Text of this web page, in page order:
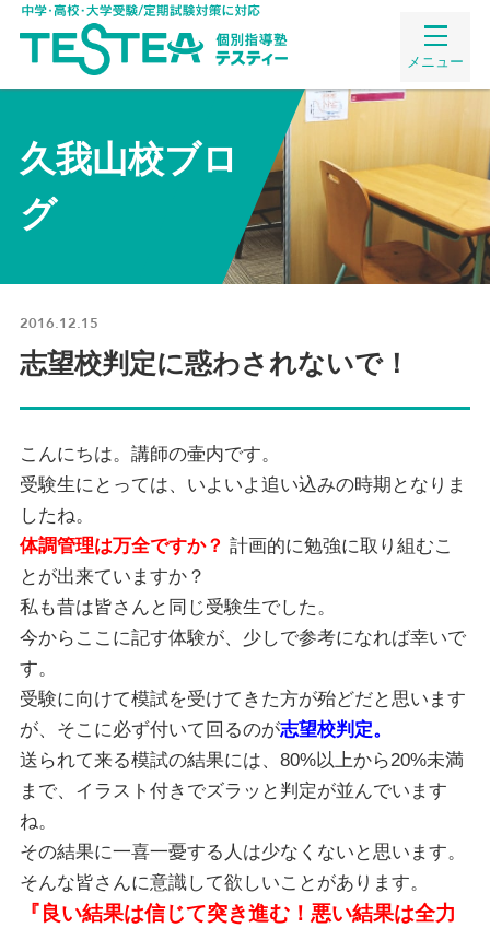
メニュー
久我山校ブロ
グ
2016.12.15
志望校判定に惑わされないで！
こんにちは。講師の壷内です。
受験生にとっては、いよいよ追い込みの時期となりま
したね。
体調管理は万全ですか？ 計画的に勉強に取り組むこ
とが出来ていますか？
私も昔は皆さんと同じ受験生でした。
今からここに記す体験が、少しで参考になれば幸いで
す。
受験に向けて模試を受けてきた方が殆どだと思います
が、 そこに必ず付いて回るのが志望校判定。
送られて来る模試の結果には、80%以上から20%未満
まで、 イラスト付きでズラッと判定が並んでいます
ね。
その結果に一喜一憂する人は少なくないと思います。
そんな皆さんに意識して欲しいことがあります。
『良い結果は信じて突き進む！悪い結果は全力